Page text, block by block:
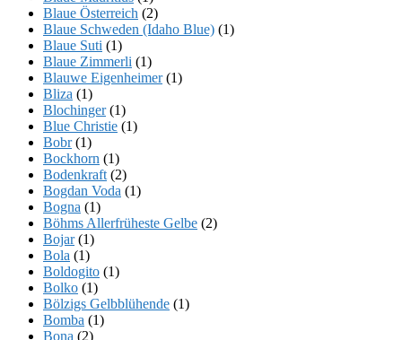
Blaue Österreich (2)
Blaue Schweden (Idaho Blue) (1)
Blaue Suti (1)
Blaue Zimmerli (1)
Blauwe Eigenheimer(1)
Bliza (1)
Blochinger(1)
Blue Christie (1)
Bobr(1)
Bockhorn (1)
Bodenkraft (2)
Bogdan Voda (1)
Bogna (1)
Böhms Allerfrüheste Gelbe (2)
Bojar(1)
Bola (1)
Boldogito (1)
Bolko (1)
Bölzigs Gelbblühende (1)
Bomba (1)
Bona (2)